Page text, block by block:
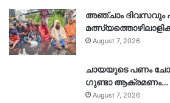
അഞ്ചാം ദിവസവും
August 7, 2026
ചായയുടെ പണം
ഗുണ്ടാ ആക്രമണം…
August 7, 2026